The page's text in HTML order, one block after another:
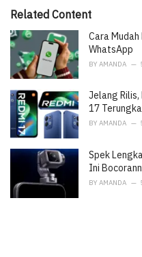
i
s
:
Related Content
Cara
WhatsApp
BY AMANDA
Jelang Rilis,
17
BY AMANDA
Spek
Ini
BY AMANDA